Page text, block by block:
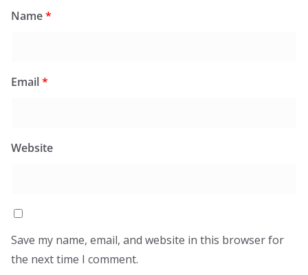
Name*
Email*
Website
Save my name, email, and website in this browser for
the next time I comment.